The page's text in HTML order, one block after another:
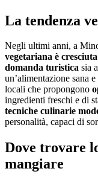
La tendenza
Negli ultimi anni, a
vegetariana è cresciuta
domanda turistica sia
un’alimentazione sana
locali che propongono
ingredienti freschi e di
tecniche culinarie
personalità, capaci di
Dove trovare
mangiare